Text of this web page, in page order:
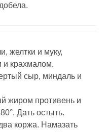
желтки и муку,
и крахмалом.
сыр, миндаль и
жиром противень и
Дать остыть.
коржа. Намазать